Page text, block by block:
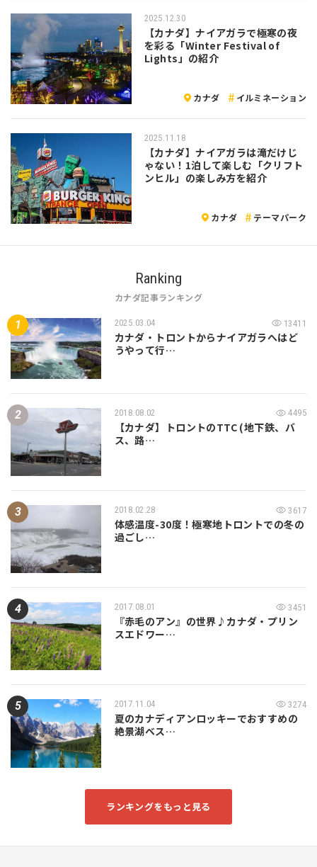
2025.12.30
【カナダ】ナイアガラで極寒の夜
を彩る「Winter Festival of
Lights」の紹介
カナダ イルミネーション
2025.11.18
【カナダ】ナイアガラは滝だけじ
ゃない！1泊して楽しむ「クリフト
ンヒル」の楽しみ方を紹介
カナダ テーマパーク
Ranking
カナダ記事ランキング
2025.03.04 13411
カナダ・トロントからナイアガラへはど
うやって行…
2018.08.02 4495
【カナダ】トロントのTTC (地下鉄、バ
ス、路…
2018.02.28 3617
体感温度-30度！極寒地トロントでの冬の
過ごし…
2017.08.01 3451
『赤毛のアン』の世界♪カナダ・プリン
スエドワー…
2017.11.04 3274
夏のカナディアンロッキーでおすすめの
絶景湖ベス…
ランキングをもっと見る